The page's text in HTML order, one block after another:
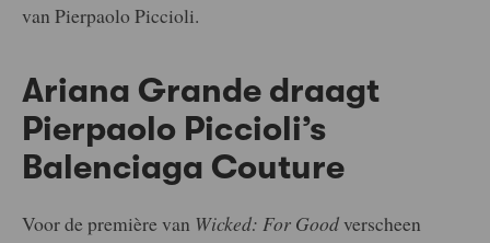
van Pierpaolo Piccioli.
Ariana Grande draagt
Pierpaolo Piccioli’s
Balenciaga Couture
Voor de première van Wicked: For Goodverscheen